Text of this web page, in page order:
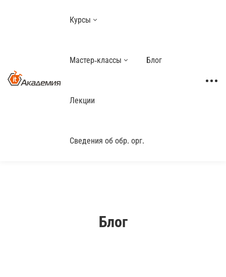
Курсы
Мастер-классы Блог
Лекции
Сведения об обр. орг.
Блог